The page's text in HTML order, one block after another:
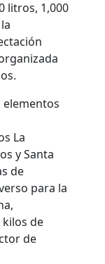
litros, 1,000
elementos
La
y Santa
de
para la
de
de